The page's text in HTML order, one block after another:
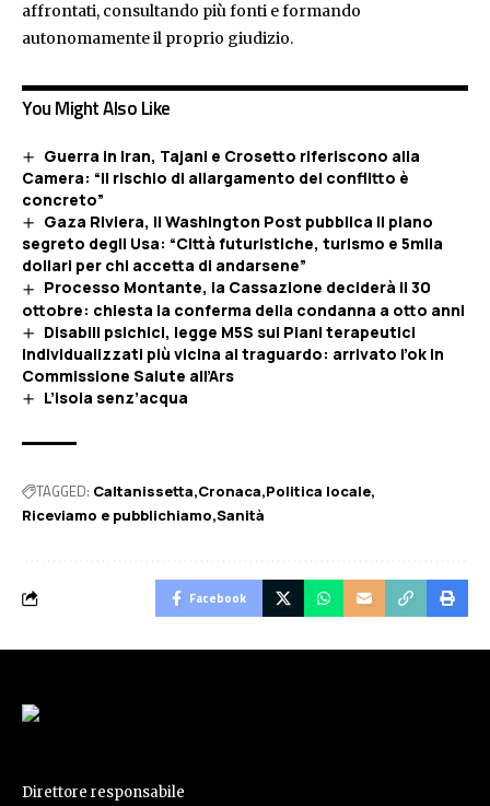
affrontati, consultando più fonti e formando
autonomamente il proprio giudizio.
You Might Also Like
Guerra in Iran, Tajani e Crosetto riferiscono alla
Camera: “Il rischio di allargamento del conflitto è
concreto”
Gaza Riviera, il Washington Post pubblica il piano
segreto degli Usa: “Città futuristiche, turismo e 5mila
dollari per chi accetta di andarsene”
Processo Montante, la Cassazione deciderà il 30
ottobre: chiesta la conferma della condanna a otto anni
Disabili psichici, legge M5S sui Piani terapeutici
individualizzati più vicina al traguardo: arrivato l’ok in
Commissione Salute all’Ars
L’isola senz’acqua
TAGGED: Caltanissetta Cronaca Politica locale
Riceviamo e pubblichiamo Sanità
Facebook
Direttore responsabile